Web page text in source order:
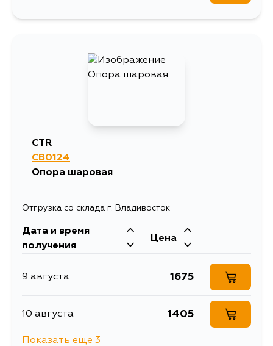
CTR
CB0124
Опора шаровая
Отгрузка со склада г. Владивосток
Дата и время
получения
Цена
9 августа 1675
10 августа 1405
Показать еще 3